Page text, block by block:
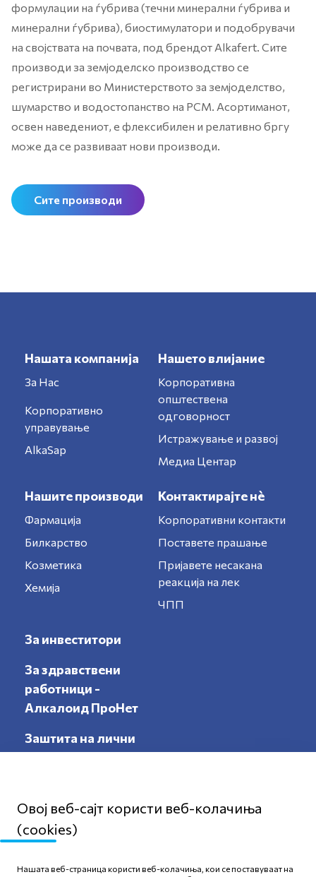
формулации на ѓубрива (течни минерални ѓубрива и
минерални ѓубрива), биостимулатори и подобрувачи
на својствата на почвата, под брендот Alkafert. Сите
производи за земјоделско производство се
регистрирани во Министерството за земјоделство,
шумарство и водостопанство на РСМ. Асортиманот,
освен наведениот, е флексибилен и релативно бргу
може да се развиваат нови производи.
Сите производи
Нашата компанија
За Нас
Корпоративно
управување
AlkaSap
Нашето влијание
Корпоративна
општествена
одговорност
Истражување и развој
Медиа Центар
Нашите производи
Фармација
Билкарство
Козметика
Хемија
Контактирајте нè
Корпоративни контакти
Поставете прашање
Пријавете несакана
реакција на лек
ЧПП
За инвеститори
За здравствени
работници -
Алкалоид ПроНет
Заштита на лични
податоци
Политика за приватност
Овој веб-сајт користи веб-колачиња
(cookies)
Нашата веб-страница користи веб-колачиња, кои се поставуваат на